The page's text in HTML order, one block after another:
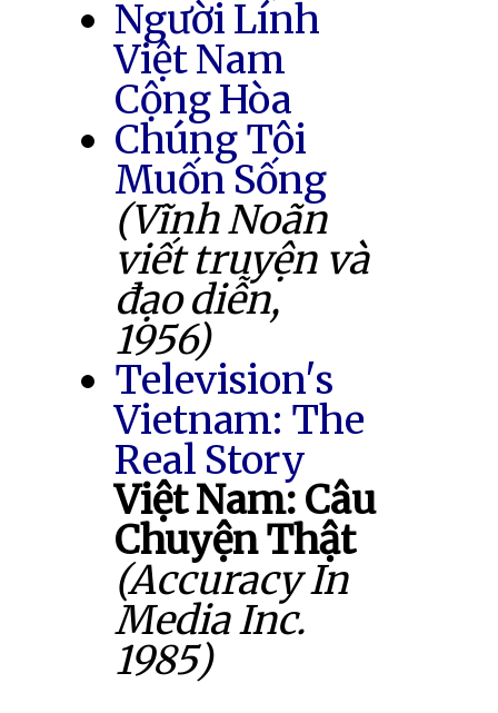
Người Lính
Việt Nam
Cộng Hòa
Chúng Tôi
Muốn Sống
(Vĩnh Noãn
viết truyện và
đạo diễn,
1956)
Television's
Vietnam: The
Real Story
Việt Nam: Câu
Chuyện Thật
(Accuracy In
Media Inc.
1985)